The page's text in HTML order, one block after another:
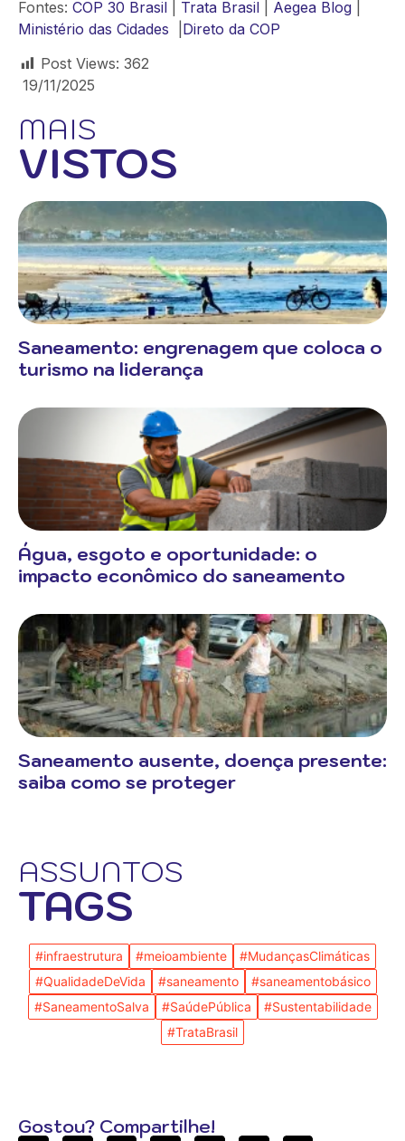
Fontes: COP 30 Brasil Trata Brasil Aegea Blog
Ministério das Cidades
Direto da COP
Post Views: 362
19/11/2025
MAIS
VISTOS
Saneamento: engrenagem que coloca o
turismo na liderança
Água, esgoto e oportunidade: o
impacto econômico do saneamento
Saneamento ausente, doença presente:
saiba como se proteger
ASSUNTOS
TAGS
#infraestrutura #meioambiente
#MudançasClimáticas
#QualidadeDeVida
#saneamento
#saneamentobásico
#SaneamentoSalva
#SaúdePública
#Sustentabilidade
#TrataBrasil
Gostou? Compartilhe!